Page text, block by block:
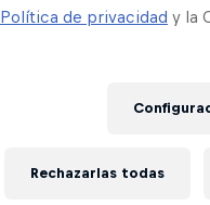
Política de privacidad y la
Rechazarlas todas